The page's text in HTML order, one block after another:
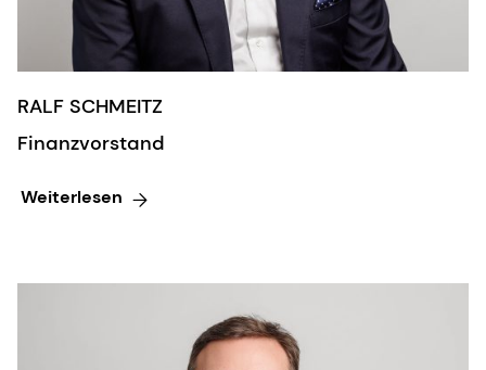
RALF SCHMEITZ
Finanzvorstand
Weiterlesen